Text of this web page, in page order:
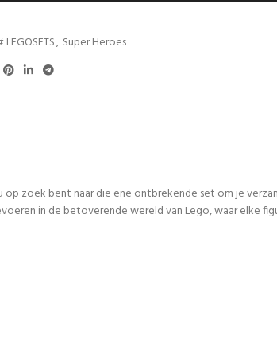
LEGOSETS, Super Heroes
zoek bent naar die ene ontbrekende set om je
in de betoverende wereld van Lego, waar elke